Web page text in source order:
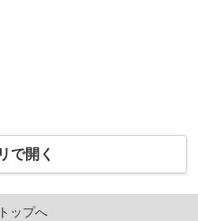
で開く
ップへ